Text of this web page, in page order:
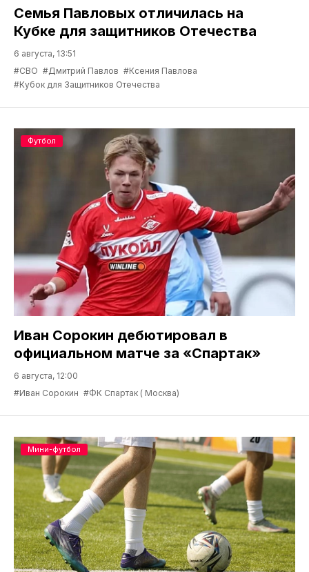
Семья Павловых отличилась на
Кубке для защитников Отечества
6 августа, 13:51
#СВО #Дмитрий Павлов #Ксения Павлова
#Кубок для Защитников Отечества
Иван Сорокин дебютировал в
официальном матче за «Спартак»
6 августа, 12:00
#Иван Сорокин #ФК Спартак ( Москва)
Футбол
Мини-футбол